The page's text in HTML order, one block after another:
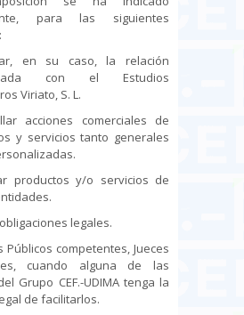
para las siguientes
en su caso, la relación
con el Estudios
Viriato, S. L.
acciones comerciales de
y servicios tanto generales
productos y/o servicios de
legales.
Públicos competentes, Jueces
cuando alguna de las
Grupo CEF.-UDIMA tenga la
de facilitarlos.